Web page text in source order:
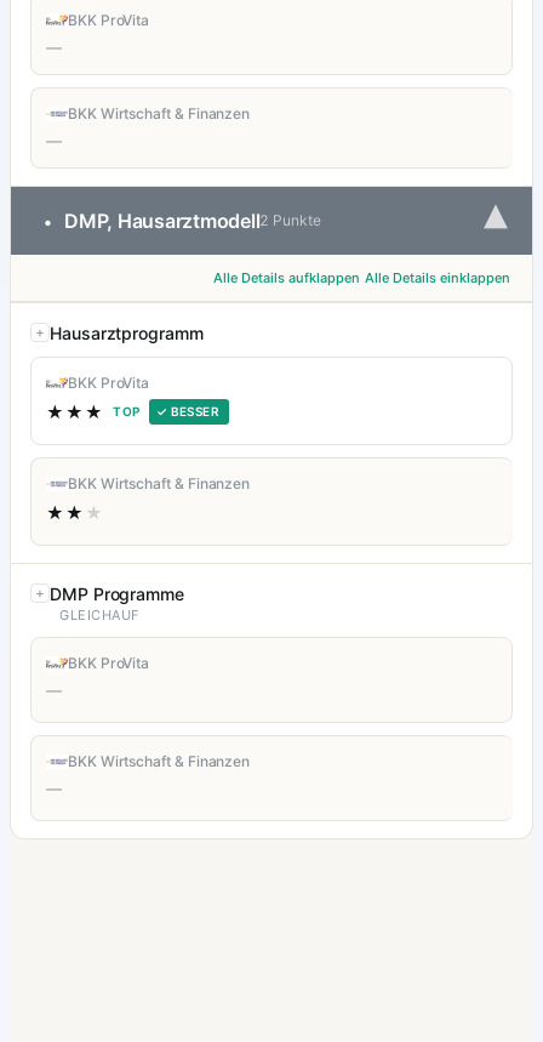
BKK ProVita
—
BKK Wirtschaft & Finanzen
—
• DMP, Hausarztmodell2 Punkte ▾
Alle Details aufklappen Alle Details einklappen
Hausarztprogramm
BKK ProVita
★★★ TOP ✓ BESSER
BKK Wirtschaft & Finanzen
★★ ★
DMP Programme
GLEICHAUF
BKK ProVita
—
BKK Wirtschaft & Finanzen
—